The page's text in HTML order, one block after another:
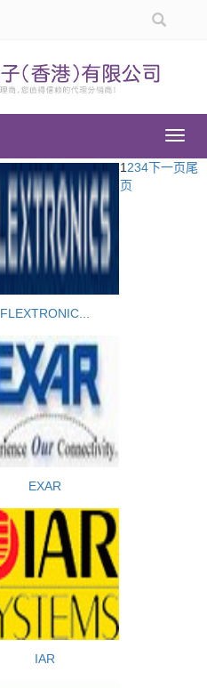
导
航
菜
FLEXTRONIC...
EXAR
IAR
1234下一页尾
页